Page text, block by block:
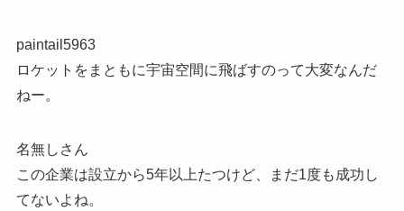
paintail5963
ロケットをまともに宇宙空間に飛ばすのって大変なんだ
ねー。
名無しさん
この企業は設立から5年以上たつけど、まだ1度も成功し
てないよね。